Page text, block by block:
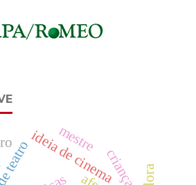
ideia de cinemacrianças
mestre